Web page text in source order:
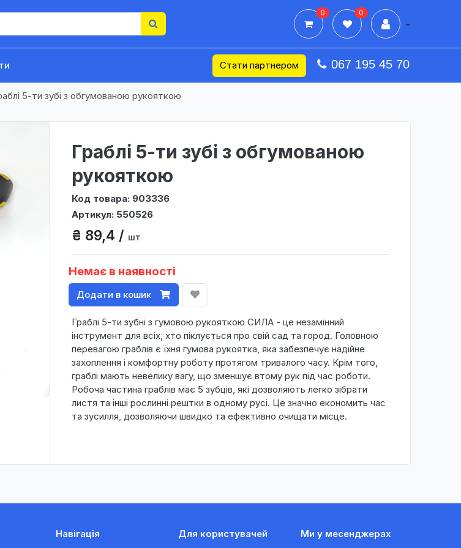
0 0
Стати партнером 067 195 45 70
5-ти зубі з обгумованою рукояткою
Граблі 5-ти зубі з обгумованою
рукояткою
Код товара: 903336
Артикул: 550526
₴ 89,4 / шт
Немає в наявності
Додати в кошик
Граблі 5-ти зубні з гумовою рукояткою СИЛА - це незамінний
інструмент для всіх, хто піклується про свій сад та город. Головною
перевагою граблів є їхня гумова рукоятка, яка забезпечує надійне
захоплення і комфортну роботу протягом тривалого часу. Крім того,
граблі мають невелику вагу, що зменшує втому рук під час роботи.
Робоча частина граблів має 5 зубців, які дозволяють легко зібрати
листя та інші рослинні рештки в одному русі. Це значно економить час
та зусилля, дозволяючи швидко та ефективно очищати місце.
Навігація Для користувачей Ми у месенджерах